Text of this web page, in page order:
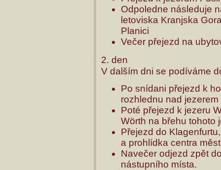
Odpoledne následuje
letoviska Kranjska
Planici
Večer přejezd na
2. den
V dalším dni se podíváme
Po snídani přejezd k
rozhlednu nad jezerem
Poté přejezd k jezeru
Wörth na břehu tohoto
Přejezd do
a prohlídka centra
Navečer odjezd zpět
nástupního místa.